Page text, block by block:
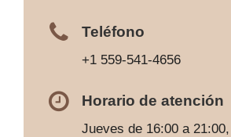
Teléfono
+1 559-541-4656
Horario de atención
Jueves de 16:00 a